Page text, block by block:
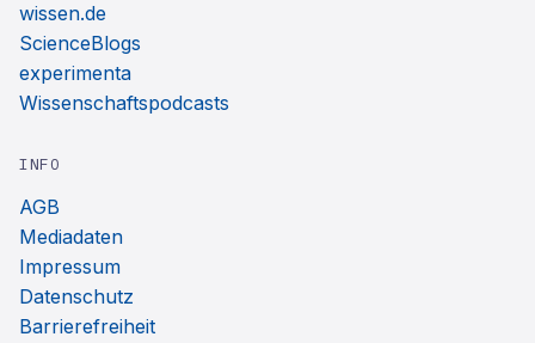
wissen.de
ScienceBlogs
experimenta
Wissenschaftspodcasts
INFO
AGB
Mediadaten
Impressum
Datenschutz
Barrierefreiheit